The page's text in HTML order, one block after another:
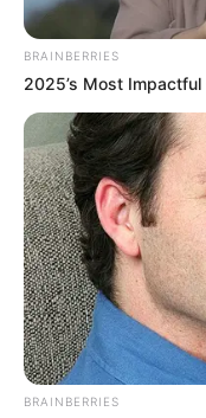
BRAINBERRIES
2025’s Most
BRAINBERRIES